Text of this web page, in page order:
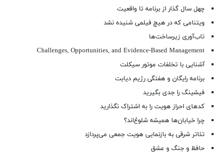
چهل سال گذار از برنامه تا واقعیت
ویتنامی که در هیچ فیلمی شنیده نشد
تاب‌آوری زیرساخت‌ها
Challenges, Opportunities, and Evidence-Based Management
آشنایی با تخلفات موتور سیکلت
برنامه رایگان و هفتگی رژیم دیابت
فیشینگ را جدی بگیرید
کدهای احراز هویت را به اشتراک نگذارید
چرا خیابان‌ها همیشه شلوغ‌اند؟
تئاتر شرقی به بازنمایی هویت جمعی می‌پردازد
حافظ و جنگ و عشق